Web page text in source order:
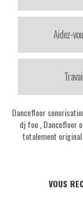
Aidez-
Dancefloor
dj fou, Dancefloor
totalement original,
VOUS